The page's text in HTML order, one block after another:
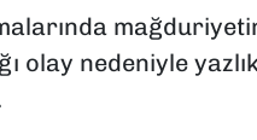
olay nedeniyle